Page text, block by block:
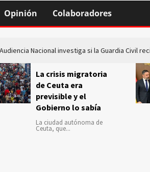
Opinión Colaboradores
Nacional investiga si la Guardia Civil
La crisis migratoria
de Ceuta era
previsible y el
Gobierno lo sabía
La ciudad autónoma de
Ceuta, que...